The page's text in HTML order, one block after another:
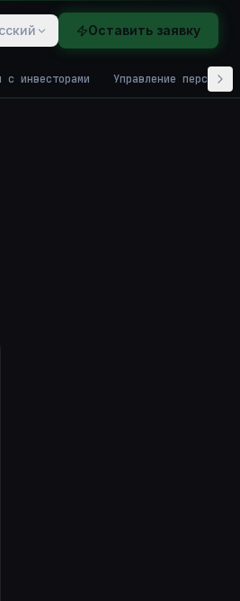
Оставить заявку
с инвесторами Управление